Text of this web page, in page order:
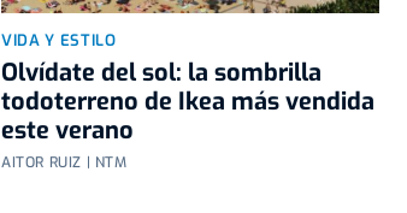
VIDA Y ESTILO
Olvídate del sol: la sombrilla
todoterreno de Ikea más vendida
este verano
AITOR RUIZ | NTM